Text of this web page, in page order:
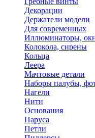
Декорации
Держатели модели
Для современных
Иллюминаторы,
Колокола, сирены
Кольца
Леера
Мачтовые детали
Наборы палубы,
Нагели
Нити
Основания
Паруса
Петли